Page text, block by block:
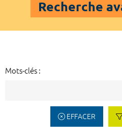
Recherche
Mots-clés :
EFFACER